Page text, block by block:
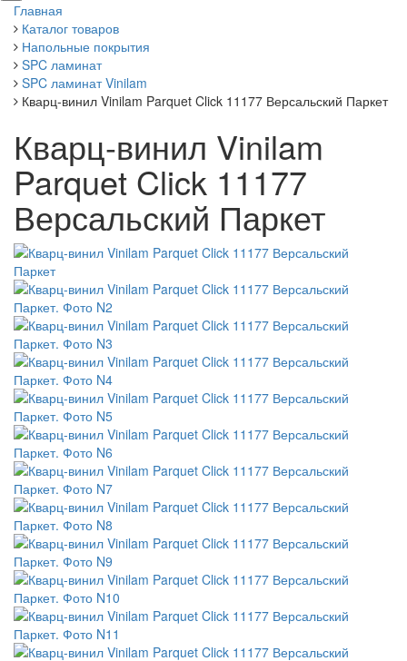
Главная
Каталог товаров
Напольные покрытия
SPC ламинат
SPC ламинат Vinilam
Кварц-винил Vinilam Parquet Click 11177 Версальский Паркет
Кварц-винил Vinilam
Parquet Click 11177
Версальский Паркет